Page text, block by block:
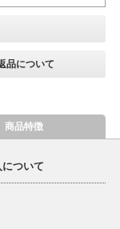
品について
商品特徴
ついて